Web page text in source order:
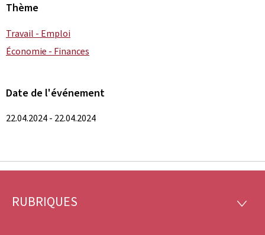
Thème
Travail - Emploi
Économie - Finances
Date de l'événement
22.04.2024 - 22.04.2024
Pied
RUBRIQUES